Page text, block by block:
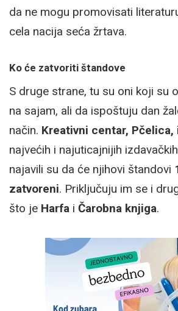
da ne mogu promovisati
cela nacija seća žrtava.
Ko će zatvoriti štandove
S druge strane, tu su oni koji su
na sajam, ali da ispoštuju dan
način. Kreativni centar, Pčelica,
najvećih i najuticajnijih
najavili su da će njihovi štandovi
zatvoreni. Priključuju im se i
što je Harfa i Čarobna knjiga.